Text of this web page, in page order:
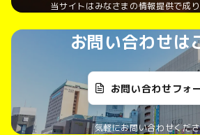
当サイトはみなさまの情報提供で成り
お問い合わせは
お問い合わせフォ
気軽にお問い合わせくだ